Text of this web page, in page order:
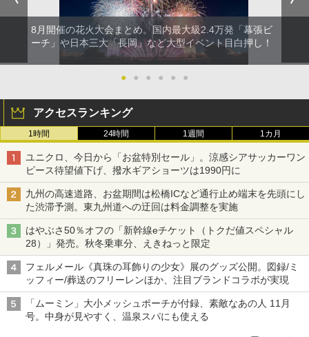
8月開催の花火大会まとめ。国内最大級2.4万発「幕張ビ
ーチ」や日本三大「長岡」など大型イベント目白押し！
● ● ● ● ● ●
アクセスランキング
1時間 24時間 1週間 1カ月
ユニクロ、今日から「お盆特別セール」。涼感シアサッカーワン
ピース待望値下げ、撥水ギアショーツは1990円に
九州の高速道路、お盆期間は松橋ICなど通行止め端末を先頭にし
た渋滞予測。東九州道への迂回は料金調整を実施
はやぶさ50％オフの「新幹線eチケット（トクだ値スペシャル
28）」発売。秋冬乗車分、えきねっと限定
フェルメール《真珠の耳飾りの少女》展のグッズ公開。図録/ミ
ッフィー/葬送のフリーレンほか、注目ブランドコラボが実現
「ムーミン」大小メッシュポーチが付録、素敵なあの人 11月
号。中身が見やすく、温泉スパにも使える